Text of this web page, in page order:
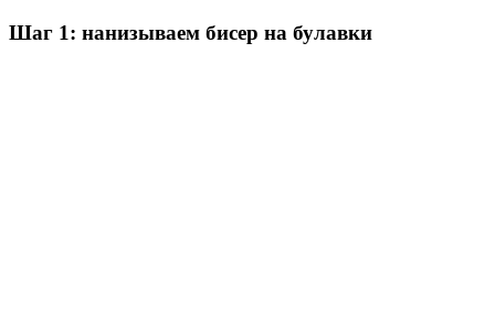
Шаг 1: нанизываем бисер на булавки